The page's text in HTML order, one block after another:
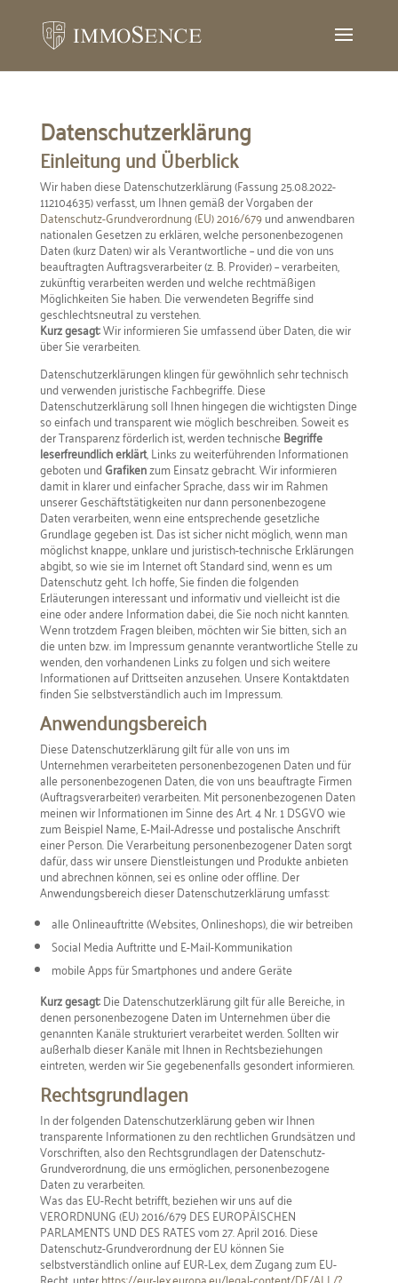
Datenschutzerklärung
Einleitung und Überblick
Wir haben diese Datenschutzerklärung (Fassung 25.08.2022-
112104635) verfasst, um Ihnen gemäß der Vorgaben der
Datenschutz-Grundverordnung (EU) 2016/679und anwendbaren
nationalen Gesetzen zu erklären, welche personenbezogenen
Daten (kurz Daten) wir als Verantwortliche – und die von uns
beauftragten Auftragsverarbeiter (z. B. Provider) – verarbeiten,
zukünftig verarbeiten werden und welche rechtmäßigen
Möglichkeiten Sie haben. Die verwendeten Begriffe sind
geschlechtsneutral zu verstehen.
Kurz gesagt:Wir informieren Sie umfassend über Daten, die wir
über Sie verarbeiten.
Datenschutzerklärungen klingen für gewöhnlich sehr technisch
und verwenden juristische Fachbegriffe. Diese
Datenschutzerklärung soll Ihnen hingegen die wichtigsten Dinge
so einfach und transparent wie möglich beschreiben. Soweit es
der Transparenz förderlich ist, werden technischeBegriffe
leserfreundlich erklärt, Links zu weiterführenden Informationen
geboten undGrafikenzum Einsatz gebracht. Wir informieren
damit in klarer und einfacher Sprache, dass wir im Rahmen
unserer Geschäftstätigkeiten nur dann personenbezogene
Daten verarbeiten, wenn eine entsprechende gesetzliche
Grundlage gegeben ist. Das ist sicher nicht möglich, wenn man
möglichst knappe, unklare und juristisch-technische Erklärungen
abgibt, so wie sie im Internet oft Standard sind, wenn es um
Datenschutz geht. Ich hoffe, Sie finden die folgenden
Erläuterungen interessant und informativ und vielleicht ist die
eine oder andere Information dabei, die Sie noch nicht kannten.
Wenn trotzdem Fragen bleiben, möchten wir Sie bitten, sich an
die unten bzw. im Impressum genannte verantwortliche Stelle zu
wenden, den vorhandenen Links zu folgen und sich weitere
Informationen auf Drittseiten anzusehen. Unsere Kontaktdaten
finden Sie selbstverständlich auch im Impressum.
Anwendungsbereich
Diese Datenschutzerklärung gilt für alle von uns im
Unternehmen verarbeiteten personenbezogenen Daten und für
alle personenbezogenen Daten, die von uns beauftragte Firmen
(Auftragsverarbeiter) verarbeiten. Mit personenbezogenen Daten
meinen wir Informationen im Sinne des Art. 4 Nr. 1 DSGVO wie
zum Beispiel Name, E-Mail-Adresse und postalische Anschrift
einer Person. Die Verarbeitung personenbezogener Daten sorgt
dafür, dass wir unsere Dienstleistungen und Produkte anbieten
und abrechnen können, sei es online oder offline. Der
Anwendungsbereich dieser Datenschutzerklärung umfasst:
alle Onlineauftritte (Websites, Onlineshops), die wir betreiben
Social Media Auftritte und E-Mail-Kommunikation
mobile Apps für Smartphones und andere Geräte
Kurz gesagt:Die Datenschutzerklärung gilt für alle Bereiche, in
denen personenbezogene Daten im Unternehmen über die
genannten Kanäle strukturiert verarbeitet werden. Sollten wir
außerhalb dieser Kanäle mit Ihnen in Rechtsbeziehungen
eintreten, werden wir Sie gegebenenfalls gesondert informieren.
Rechtsgrundlagen
In der folgenden Datenschutzerklärung geben wir Ihnen
transparente Informationen zu den rechtlichen Grundsätzen und
Vorschriften, also den Rechtsgrundlagen der Datenschutz-
Grundverordnung, die uns ermöglichen, personenbezogene
Daten zu verarbeiten.
Was das EU-Recht betrifft, beziehen wir uns auf die
VERORDNUNG (EU) 2016/679 DES EUROPÄISCHEN
PARLAMENTS UND DES RATES vom 27. April 2016. Diese
Datenschutz-Grundverordnung der EU können Sie
selbstverständlich online auf EUR-Lex, dem Zugang zum EU-